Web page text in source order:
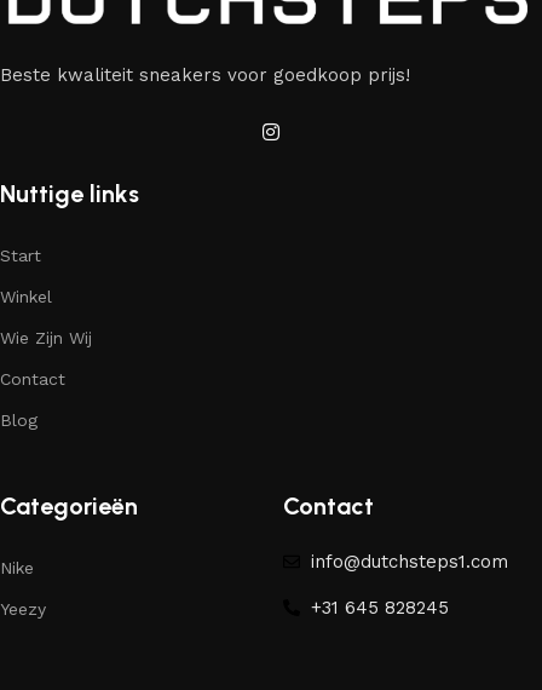
Beste kwaliteit sneakers voor goedkoop prijs!
Nuttige links
Start
Winkel
Wie Zijn Wij
Contact
Blog
Categorieën
Nike
Yeezy
Contact
info@dutchsteps1.com
+31 645 828245